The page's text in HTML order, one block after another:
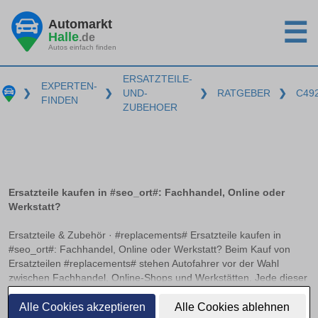
Alle Cookies akzeptieren Alle Cookies ablehnen
Automarkt
Halle.de
Autos einfach finden ☰
❯
EXPERTEN-
FINDEN
❯
ERSATZTEILE-
UND-
ZUBEHOER
❯ RATGEBER ❯
Ersatzteile kaufen in #seo_ort#: Fachhandel, Online oder
Werkstatt?
Ersatzteile & Zubehör · #replacements# Ersatzteile kaufen in
#seo_ort#: Fachhandel, Online oder Werkstatt? Beim Kauf von
Ersatzteilen #replacements# stehen Autofahrer vor der Wahl
zwischen Fachhandel, Online-Shops und Werkstätten. Jede dieser
Bezugsquellen hat ihre Vorzüge und Herausforderungen. Worauf
es beim Online-Kauf von Kfz-Teilen zu achten gilt und wann sich
weiterlesen